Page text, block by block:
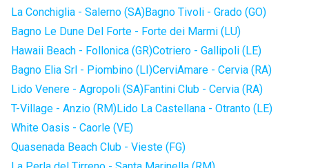
La Conchiglia - Salerno (SA)Bagno Tivoli - Grado (GO)
Bagno Le Dune Del Forte - Forte dei Marmi (LU)
Hawaii Beach - Follonica (GR)Cotriero - Gallipoli (LE)
Bagno Elia Srl - Piombino (LI)CerviAmare - Cervia (RA)
Lido Venere - Agropoli (SA)Fantini Club - Cervia (RA)
T-Village - Anzio (RM)Lido La Castellana - Otranto (LE)
White Oasis - Caorle (VE)
Quasenada Beach Club - Vieste (FG)